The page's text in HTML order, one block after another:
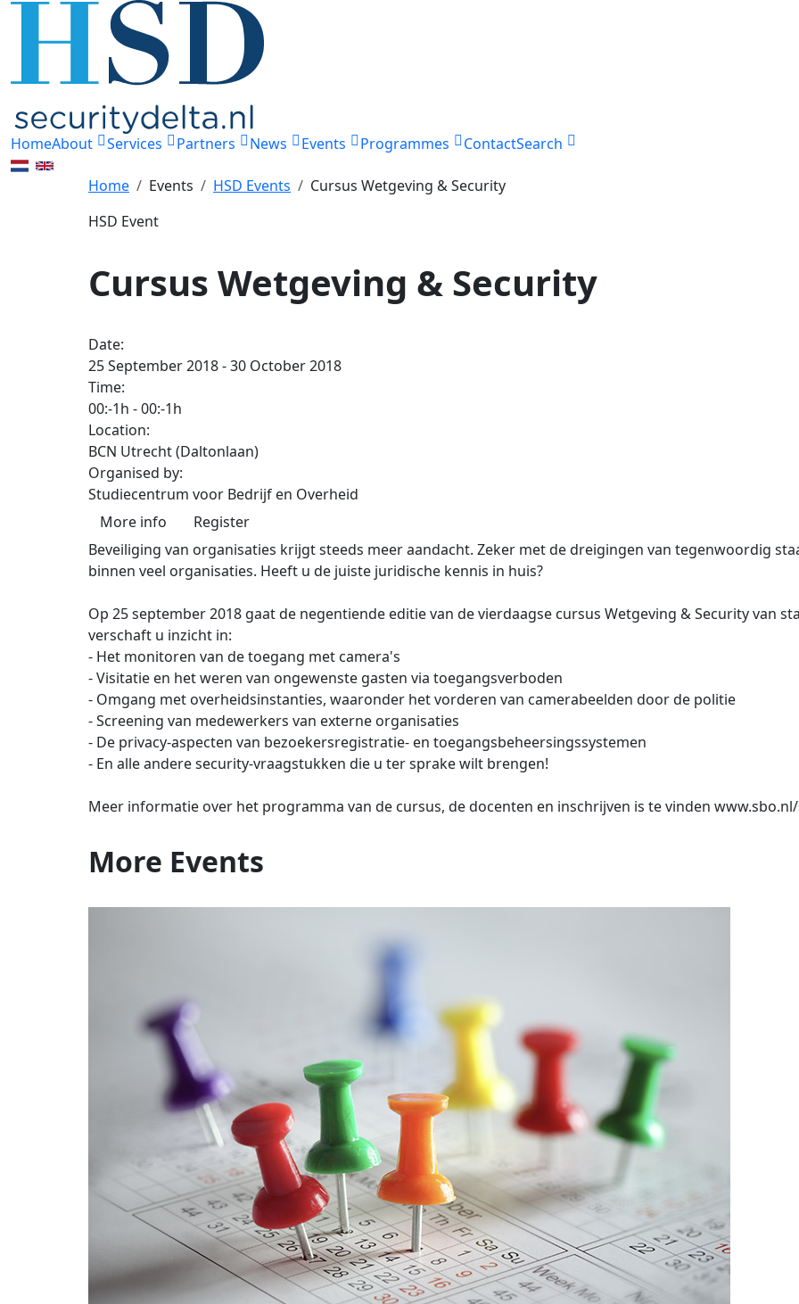
HomeAbout Services Partners News Events Programmes ContactSearch
Home Events HSD Events
Cursus Wetgeving & Security
HSD Event
Cursus Wetgeving & Security
Date:
25 September 2018 - 30 October 2018
Time:
00:-1h -00:-1h
Location:
BCN Utrecht (Daltonlaan)
Organised by:
Studiecentrum voor Bedrijf en Overheid
More info
Register
Beveiliging van organisaties krijgt steeds meer aandacht. Zeker met de dreigingen van tegenwoordig
binnen veel organisaties. Heeft u de juiste juridische kennis in huis?
Op 25 september 2018 gaat de negentiende editie van de vierdaagse cursus Wetgeving & Security van
verschaft u inzicht in:
- Het monitoren van de toegang met camera's
- Visitatie en het weren van ongewenste gasten via toegangsverboden
- Omgang met overheidsinstanties, waaronder het vorderen van camerabeelden door de politie
- Screening van medewerkers van externe organisaties
- De privacy-aspecten van bezoekersregistratie- en toegangsbeheersingssystemen
- En alle andere security-vraagstukken die u ter sprake wilt brengen!
Meer informatie over het programma van de cursus, de docenten en inschrijven is te vinden
More Events